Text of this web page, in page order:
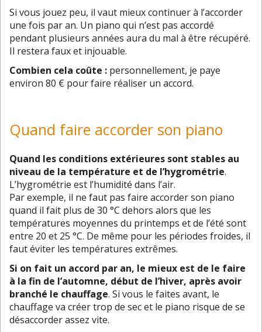
Si vous jouez peu, il vaut mieux continuer à l’accorder
une fois par an. Un piano qui n’est pas accordé
pendant plusieurs années aura du mal à être récupéré.
Il restera faux et injouable.
Combien cela coûte : personnellement, je paye
environ 80 € pour faire réaliser un accord.
Quand faire accorder son piano
Quand les conditions extérieures sont stables au
niveau de la température et de l’hygrométrie.
L’hygrométrie est l’humidité dans l’air.
Par exemple, il ne faut pas faire accorder son piano
quand il fait plus de 30 °C dehors alors que les
températures moyennes du printemps et de l’été sont
entre 20 et 25 °C. De même pour les périodes froides, il
faut éviter les températures extrêmes.
Si on fait un accord par an, le mieux est de le faire
à la fin de l’automne, début de l’hiver, après avoir
branché le chauffage. Si vous le faites avant, le
chauffage va créer trop de sec et le piano risque de se
désaccorder assez vite.